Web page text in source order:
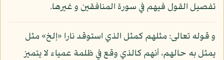
تفصيل القول فيهم في سورة المنافقين و غيرها.
و قوله تعالى: مثلهم كمثل الذي استوقد نارا «إلخ» مثل
يمثل به حالهم، أنهم كالذي وقع في ظلمة عمياء لا يتميز